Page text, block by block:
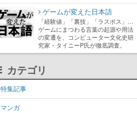
ゲームが変えた日本語
「経験値」「裏技」「ラスボス」…
ゲームにまつわる言葉の起源や用法
の変遷を、コンピューター文化史研
究家・タイニーP氏が徹底調査。
カテゴリ
特集記事
マンガ